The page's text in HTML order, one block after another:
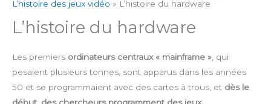
L’histoire des jeux vidéo
L’histoire du hardware
L’histoire du hardware
Les premiers ordinateurs centraux « mainframe », qui
pesaient plusieurs tonnes, sont apparus dans les années
50 et se programmaient avec des cartes à trous, et dès le